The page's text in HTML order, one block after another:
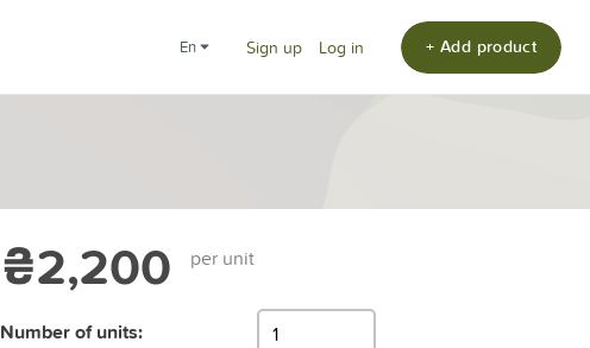
en Sign up Log in + Add product
₴2,200 per unit
Number of units: